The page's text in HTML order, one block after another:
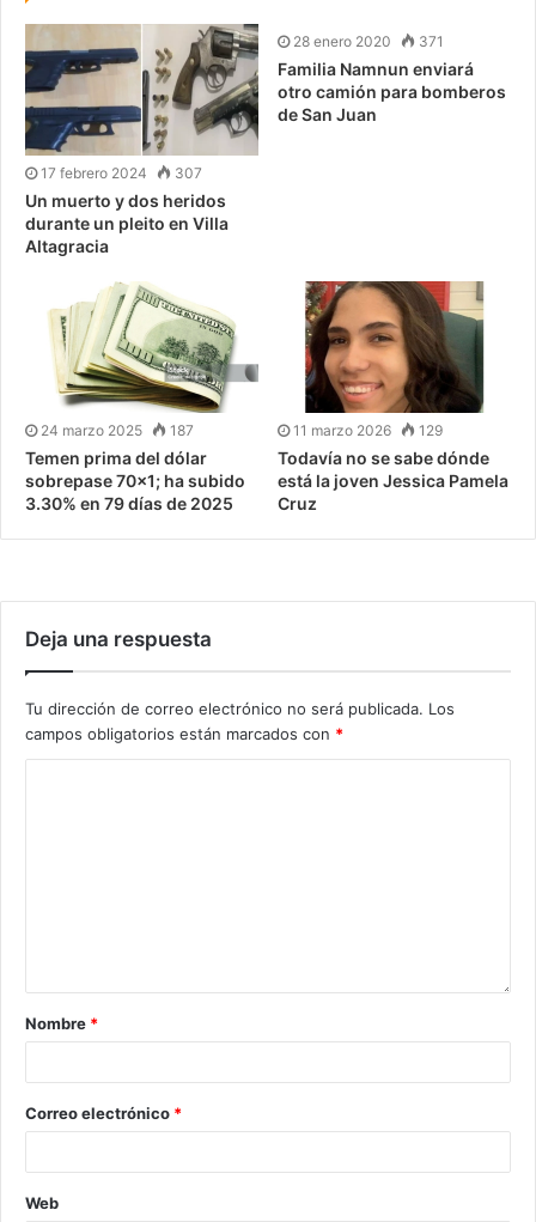
17 febrero 2024 307
Un muerto y dos heridos
durante un pleito en Villa
Altagracia
28 enero 2020 371
Familia Namnun enviará
otro camión para bomberos
de San Juan
24 marzo 2025 187
Temen prima del dólar
sobrepase 70×1; ha subido
3.30% en 79 días de 2025
11 marzo 2026 129
Todavía no se sabe dónde
está la joven Jessica Pamela
Cruz
Deja una respuesta
Tu dirección de correo electrónico no será publicada. Los
campos obligatorios están marcados con *
Nombre *
Correo electrónico *
Web